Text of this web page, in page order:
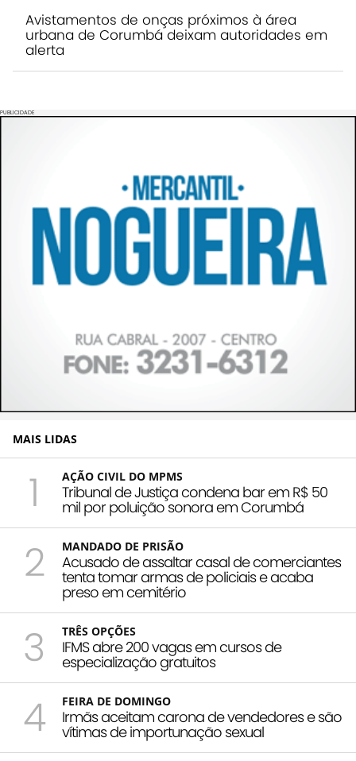
Avistamentos de onças próximos à área
urbana de Corumbá deixam autoridades em
alerta
PUBLICIDADE
MAIS LIDAS
1 AÇÃO CIVIL DO MPMS
Tribunal de Justiça condena bar em R$ 50
mil por poluição sonora em Corumbá
2 MANDADO DE PRISÃO
Acusado de assaltar casal de comerciantes
tenta tomar armas de policiais e acaba
preso em cemitério
3 TRÊS OPÇÕES
IFMS abre 200 vagas em cursos de
especialização gratuitos
4 FEIRA DE DOMINGO
Irmãs aceitam carona de vendedores e são
vítimas de importunação sexual